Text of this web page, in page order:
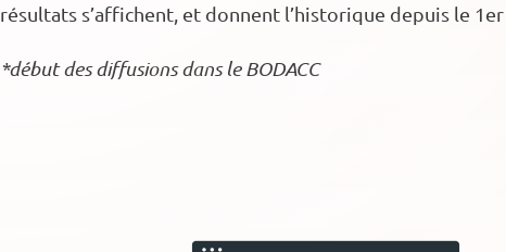
résultats s’affichent, et donnent l’historique depuis le
*début des diffusions dans le BODACC